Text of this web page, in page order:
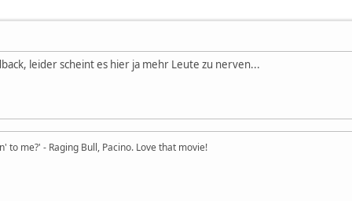
leider scheint es hier ja mehr Leute zu nerven...
to me?' - Raging Bull, Pacino. Love that movie!